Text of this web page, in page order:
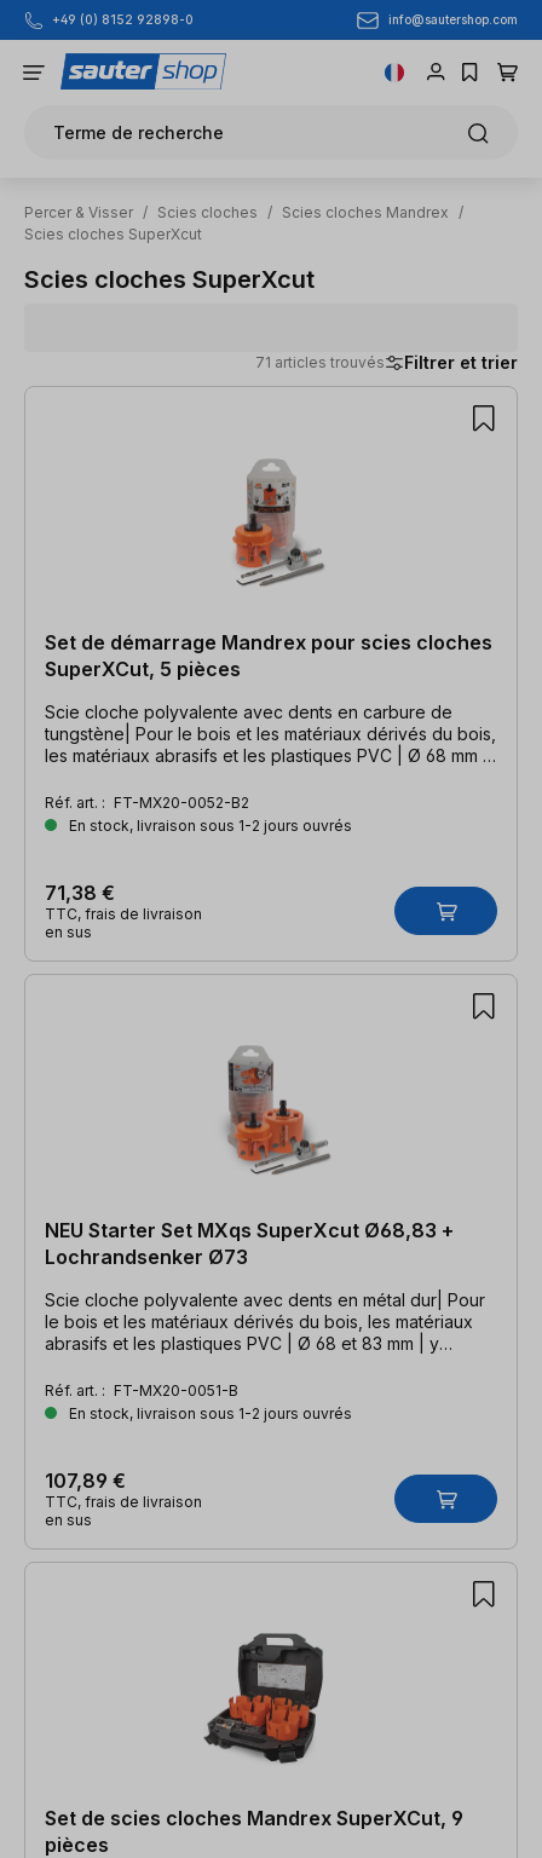
Passer au contenu principal
+49 (0) 8152 92898-0 info@sautershop.com
Terme de recherche
Percer & Visser / Scies cloches / Scies cloches Mandrex
/
Scies cloches SuperXcut
Scies cloches SuperXcut
71 articles trouvés Filtrer et trier
71 articles trouvés
Set de démarrage Mandrex pour scies cloches
SuperXCut, 5 pièces
Scie cloche polyvalente avec dents en carbure de
tungstène| Pour le bois et les matériaux dérivés du bois,
les matériaux abrasifs et les plastiques PVC | Ø 68 mm y
Réf. art. : FT-MX20-0052-B2
En stock, livraison sous 1-2 jours ouvrés
71,38 €
TTC, frais de livraison
en sus
NEU Starter Set MXqs SuperXcut Ø68,83 +
Lochrandsenker Ø73
Scie cloche polyvalente avec dents en métal dur| Pour
le bois et les matériaux dérivés du bois, les matériaux
abrasifs et les plastiques PVC | Ø 68 et 83 mm | y
mm
Réf. art. : FT-MX20-0051-B
En stock, livraison sous 1-2 jours ouvrés
107,89 €
TTC, frais de livraison
en sus
Set de scies cloches Mandrex SuperXCut, 9
pièces